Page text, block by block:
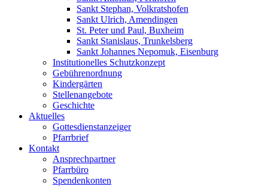
Sankt Stephan, Volkratshofen
Sankt Ulrich, Amendingen
St. Peter und Paul, Buxheim
Sankt Stanislaus, Trunkelsberg
Sankt Johannes Nepomuk, Eisenburg
Institutionelles Schutzkonzept
Gebührenordnung
Kindergärten
Stellenangebote
Geschichte
Aktuelles
Gottesdienstanzeiger
Pfarrbrief
Kontakt
Ansprechpartner
Pfarrbüro
Spendenkonten